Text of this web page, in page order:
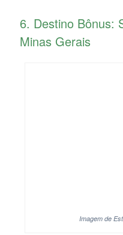
6. Destino Bônus:
Minas Gerais
Imagem de